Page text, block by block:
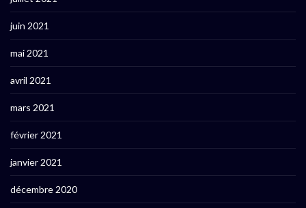
juin 2021
mai 2021
avril 2021
mars 2021
février 2021
janvier 2021
décembre 2020